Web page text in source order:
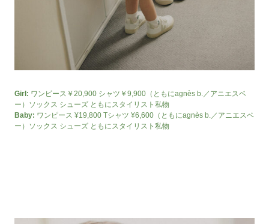
Girl: ワンピース￥20,900 シャツ￥9,900（ともにagnès b.／アニエスベ
ー）ソックス シューズ ともにスタイリスト私物
Baby: ワンピース ¥19,800 Tシャツ ¥6,600（ともにagnès b.／アニエスベ
ー）ソックス シューズ ともにスタイリスト私物